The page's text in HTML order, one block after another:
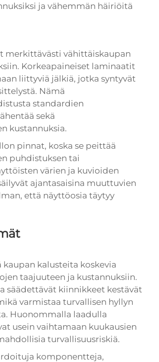
ja vähemmän häiriöitä
merkittävästi vähittäiskaupan
Korkeapaineiset laminaatit
liittyviä jälkiä, jotka syntyvät
Nämä
standardien
sekä
kustannuksia.
pinnat, koska se peittää
puhdistuksen tai
värien ja kuvioiden
ajantasaisina muuttuvien
että näyttöosia täytyy
kalusteita koskevia
taajuuteen ja kustannuksiin.
säädettävät kiinnikkeet kestävät
varmistaa turvallisen hyllyn
Huonommalla laadulla
usein vaihtamaan kuukausien
turvallisuusriskiä.
komponentteja,